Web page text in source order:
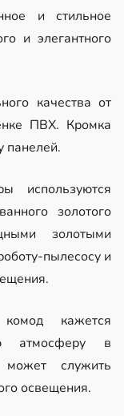
и стильное
и элегантного
качества от
ПВХ. Кромка
панелей.
используются
золотого
золотыми
пылесосу и
кажется
атмосферу в
служить
освещения.